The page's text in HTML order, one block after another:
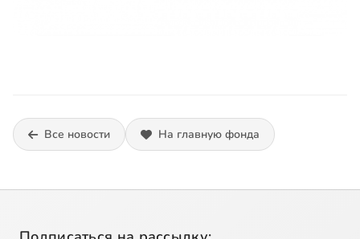
Все новости На главную фонда